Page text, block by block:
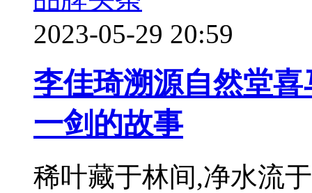
2023-05-29 20:59
李佳琦溯源自然堂
一剑的故事
稀叶藏于林间,净水流